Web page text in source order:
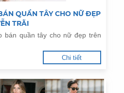
QUẦN TÂY CHO NỮ ĐẸP
TRÃI
bán quần tây cho nữ đẹp trên
Chi tiết